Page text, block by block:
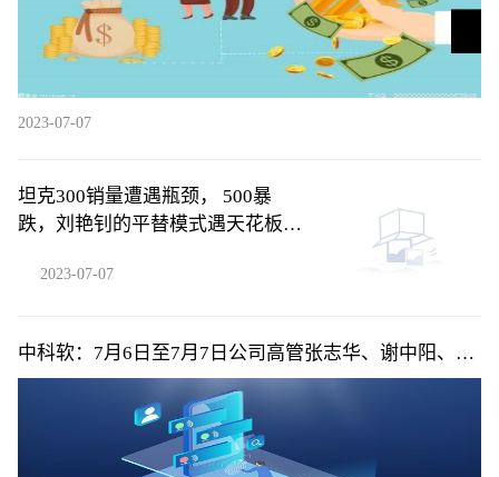
2023-07-07
坦克300销量遭遇瓶颈， 500暴
跌，刘艳钊的平替模式遇天花板，
2023-07-07
中科软：7月6日至7月7日公司高管张志华、谢中阳、孙
熙杰减持公司股份合计58.4万股